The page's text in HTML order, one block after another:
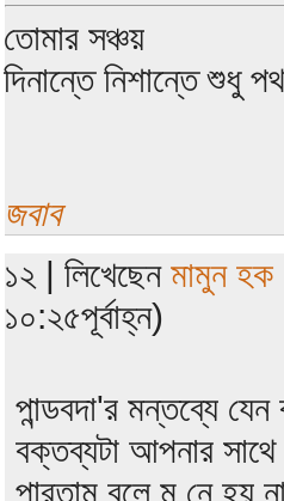
তোমার সঞ্চয়
দিনান্তে নিশান্তে শুধু
জবাব
১২ | লিখেছেনমামুন হক
১০:২৫পূর্বাহ্ন)
পান্ডবদা'র মন্তব্যে
বক্তব্যটা আপনার
পারতাম বলে ম নে হয়